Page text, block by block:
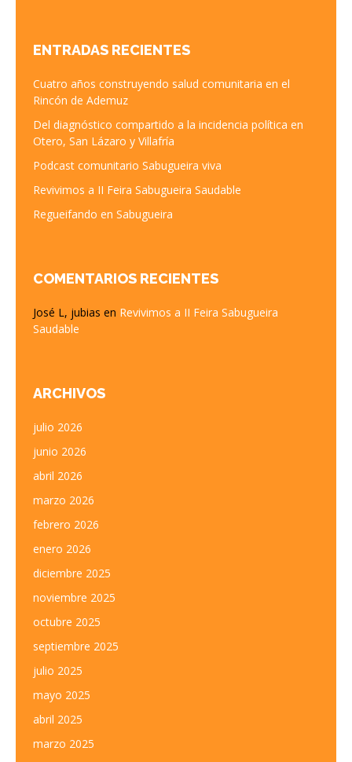
ENTRADAS RECIENTES
Cuatro años construyendo salud comunitaria en el
Rincón de Ademuz
Del diagnóstico compartido a la incidencia política en
Otero, San Lázaro y Villafría
Podcast comunitario Sabugueira viva
Revivimos a II Feira Sabugueira Saudable
Regueifando en Sabugueira
COMENTARIOS RECIENTES
José L, jubias en Revivimos a II Feira Sabugueira
Saudable
ARCHIVOS
julio 2026
junio 2026
abril 2026
marzo 2026
febrero 2026
enero 2026
diciembre 2025
noviembre 2025
octubre 2025
septiembre 2025
julio 2025
mayo 2025
abril 2025
marzo 2025